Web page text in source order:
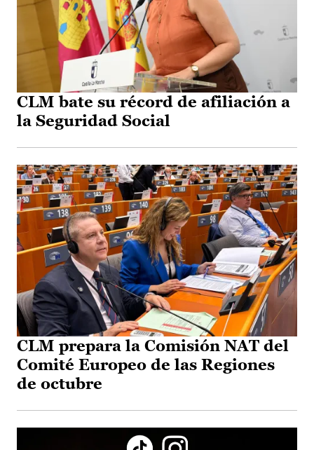
CLM bate su récord de afiliación a
la Seguridad Social
CLM prepara la Comisión NAT del
Comité Europeo de las Regiones
de octubre